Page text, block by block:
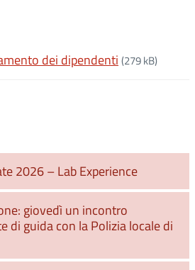
dei dipendenti (279 kB)
2026 – Lab Experience
giovedì un incontro
di guida con la Polizia locale di